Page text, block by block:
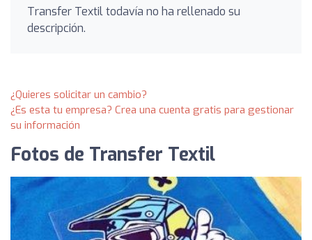
Transfer Textil todavía no ha rellenado su
descripción.
¿Quieres solicitar un cambio?
¿Es esta tu empresa? Crea una cuenta gratis para gestionar
su información
Fotos de Transfer Textil